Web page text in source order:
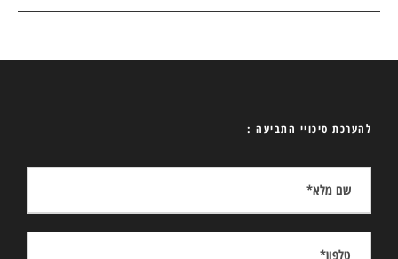
להערכת סיכויי התביעה :